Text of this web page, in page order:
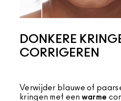
DONKERE
CORRIGEREN
Verwijder blauwe of
kringen met een warme